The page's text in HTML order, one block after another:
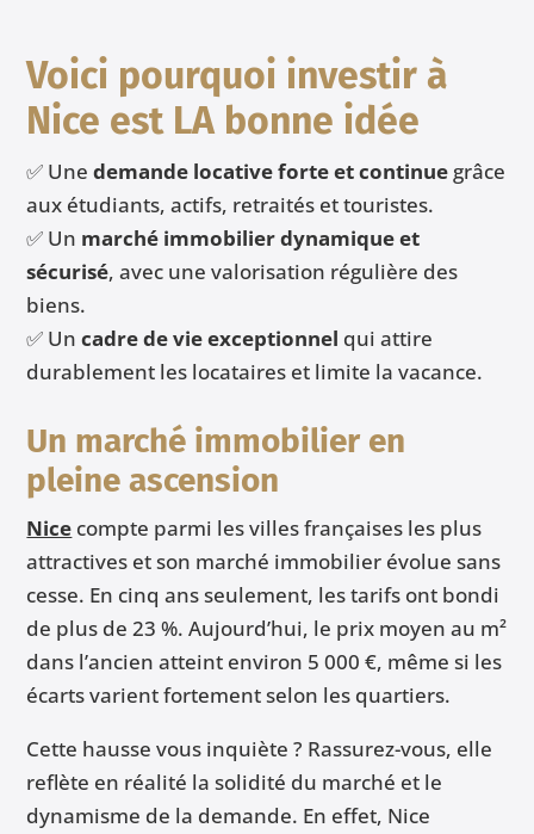
Voici pourquoi investir à
Nice est LA bonne idée
✅ Unedemande locative forte et continue grâce
aux étudiants, actifs, retraités et touristes.
✅ Un marché immobilier dynamique et
sécurisé, avec une valorisation régulière des
biens.
✅ Uncadre de vie exceptionnel qui attire
durablement les locataires et limite la vacance.
Un marché immobilier en
pleine ascension
Nice compte parmi les villes françaises les plus
attractives et son marché immobilier évolue sans
cesse. En cinq ans seulement, les tarifs ont bondi
de plus de 23 %. Aujourd’hui, le prix moyen au m²
dans l’ancien atteint environ 5 000 €, même si les
écarts varient fortement selon les quartiers.
Cette hausse vous inquiète ? Rassurez-vous, elle
reflète en réalité la solidité du marché et le
dynamisme de la demande. En effet, Nice